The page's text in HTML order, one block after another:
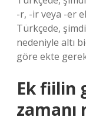
-r, -ir veya -er
Türkçede,
nedeniyle altı
göre ekte
Ek fiilin
zamanı